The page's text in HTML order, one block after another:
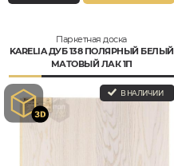
Паркетная доска
KARELIA ДУБ 138 ПОЛЯРНЫЙ БЕЛЫЙ
МАТОВЫЙ ЛАК 1П
В НАЛИЧИИ